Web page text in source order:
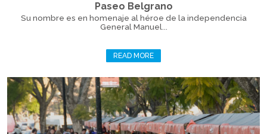
Paseo Belgrano
Su nombre es en homenaje al héroe de la independencia
General Manuel...
READ MORE